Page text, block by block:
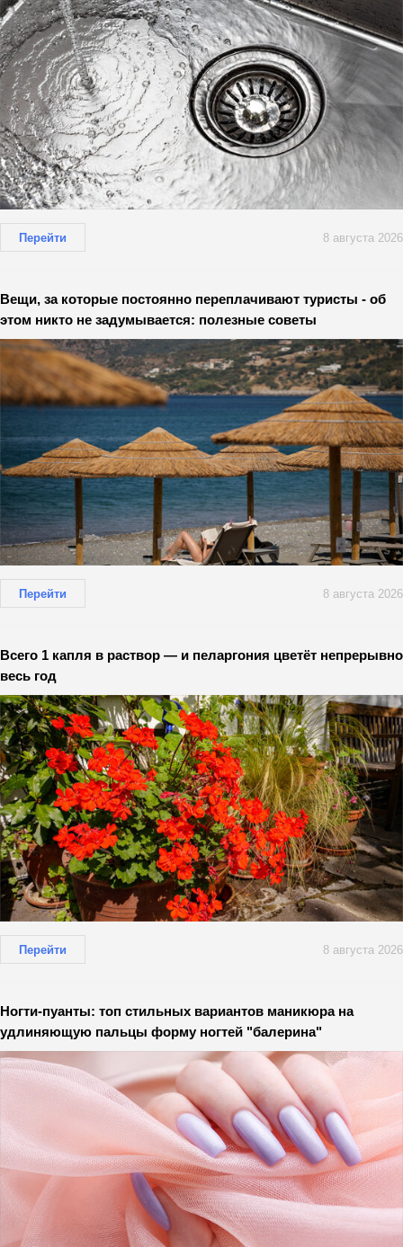
Перейти 8 августа 2026
Вещи, за которые постоянно переплачивают туристы - об
этом никто не задумывается: полезные советы
Перейти 8 августа 2026
Всего 1 капля в раствор — и пеларгония цветёт непрерывно
весь год
Перейти 8 августа 2026
Ногти-пуанты: топ стильных вариантов маникюра на
удлиняющую пальцы форму ногтей "балерина"